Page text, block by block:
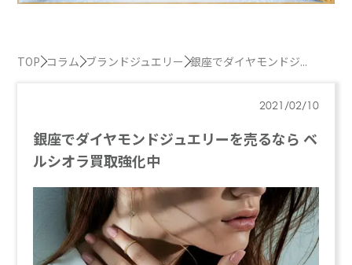
TOP コラム ブランドジュエリー 銀座でダイヤモンドジ...
2021/02/10
銀座でダイヤモンドジュエリーを売るなら ベ
ルシオラ買取強化中